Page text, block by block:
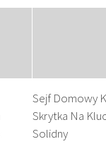
Sejf Domowy
Skrytka Na
Solidny